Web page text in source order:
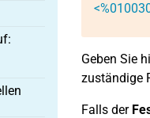
Geben Sie
zuständige
Falls der